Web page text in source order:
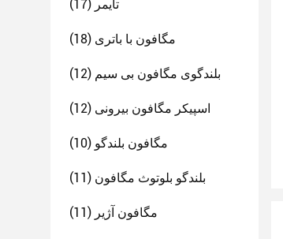
تایمر (17)
مگافون با باتری (18)
بلندگوی مگافون بی سیم (12)
اسپیکر مگافون بیرونی (12)
مگافون بلندگو (10)
بلندگو بلوتوث مگافون (11)
مگافون آژیر (11)